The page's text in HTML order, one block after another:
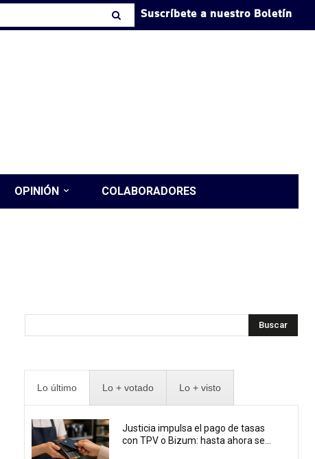
Suscríbete a nuestro Boletín
OPINIÓN COLABORADORES
Buscar
Lo último Lo + votado Lo + visto
Justicia impulsa el pago de tasas
con TPV o Bizum: hasta ahora se...